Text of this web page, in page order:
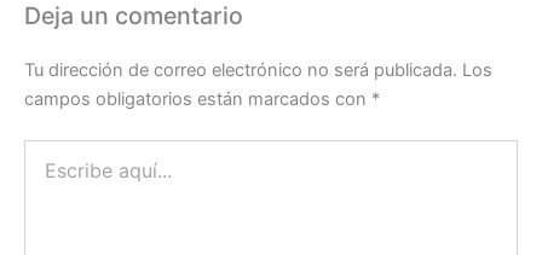
Deja un comentario
Tu dirección de correo electrónico no será publicada. Los
campos obligatorios están marcados con *
aquí...